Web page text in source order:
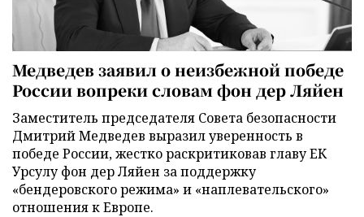
Медведев заявил о неизбежной победе
России вопреки словам фон дер Ляйен
Заместитель председателя Совета безопасности
Дмитрий Медведев выразил уверенность в
победе России, жестко раскритиковав главу ЕК
Урсулу фон дер Ляйен за поддержку
«бендеровского режима» и «наплевательского»
отношения к Европе.